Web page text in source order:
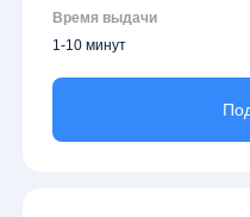
Время выдачи
1-10 минут